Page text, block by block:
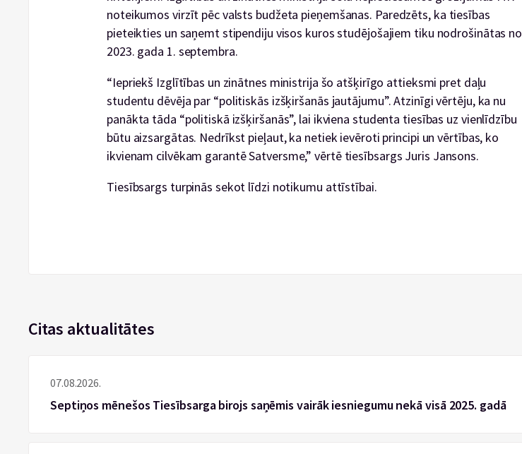
noteikumos virzīt pēc valsts budžeta pieņemšanas. Paredzēts, ka tiesības
pieteikties un saņemt stipendiju visos kuros studējošajiem tiku nodrošinātas no
2023. gada 1. septembra.
“Iepriekš Izglītības un zinātnes ministrija šo atšķirīgo attieksmi pret daļu
studentu dēvēja par “politiskās izšķiršanās jautājumu”. Atzinīgi vērtēju, ka nu
panākta tāda “politiskā izšķiršanās”, lai ikviena studenta tiesības uz vienlīdzību
būtu aizsargātas. Nedrīkst pieļaut, ka netiek ievēroti principi un vērtības, ko
ikvienam cilvēkam garantē Satversme,” vērtē tiesībsargs Juris Jansons.
Tiesībsargs turpinās sekot līdzi notikumu attīstībai.
Citas aktualitātes
07.08.2026.
Septiņos mēnešos Tiesībsarga birojs saņēmis vairāk iesniegumu nekā visā 2025. gadā